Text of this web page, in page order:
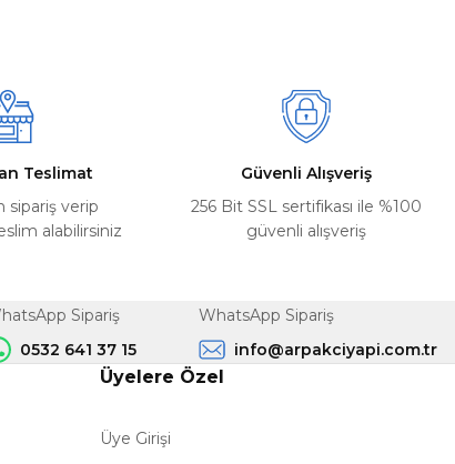
Teslimat
verip
alabilirsiniz
Güvenli Alışveriş
256 Bit SSL sertifikası ile %100
güvenli alışveriş
Sipariş
0532 641 37 15
WhatsApp Sipariş
info@arpakciyapi.com.tr
Üyelere Özel
Üye Girişi